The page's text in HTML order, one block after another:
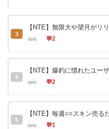
3
【NTE】無限大や望月がリ
08/06 💬2
4
【NTE】爆釣に慣れたユー
08/04 💬2
5
【NTE】毎週○○スキン売る
08/06 💬1